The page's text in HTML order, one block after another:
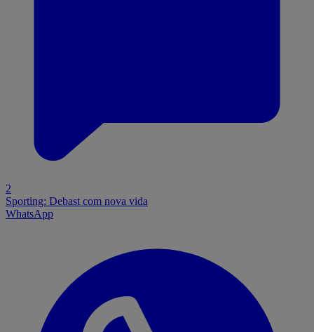
2
Sporting: Debast com nova vida
WhatsApp